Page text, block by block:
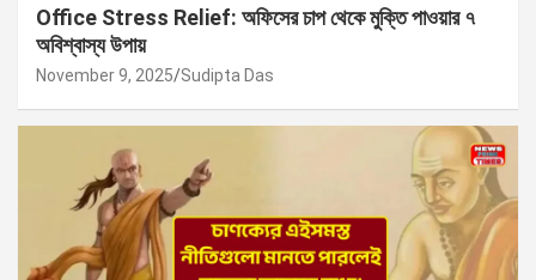
Office Stress Relief: অফিসের চাপ থেকে মুক্তি পাওয়ার ৭
অবিশ্বাস্য উপায়
November 9, 2025 Sudipta Das